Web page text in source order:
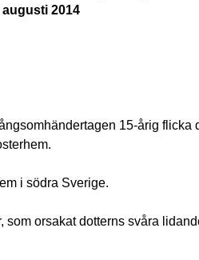
2014
15-årig flicka
i södra Sverige.
orsakat dotterns svåra